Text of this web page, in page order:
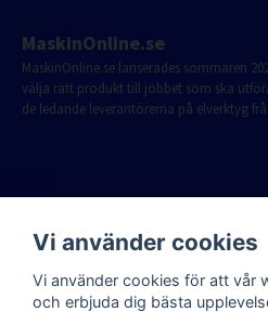
MaskinOnline.se
MaskinOnline.se lanserades sommaren
välja rätt produkt till jobbet som ska
de ledande leverantörerna på elverktyg
Vi använder cookies
Vi använder cookies för att vår
och erbjuda dig bästa